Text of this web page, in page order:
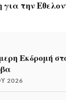
την
Εκδρομή
2026